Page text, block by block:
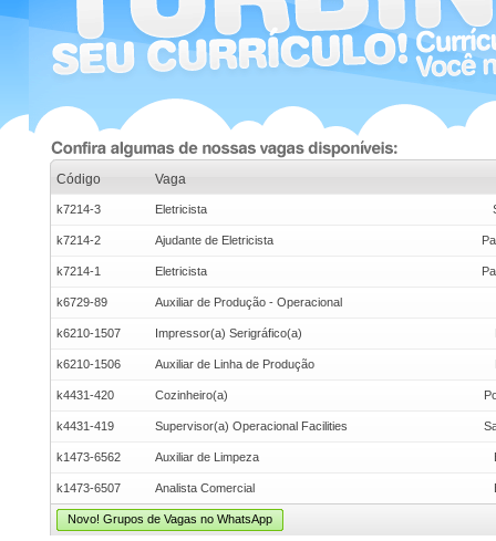
Código Vaga
k7214-3 Eletricista
k7214-2 Ajudante de Eletricista
k7214-1 Eletricista
k6729-89 Auxiliar de Produção - Operacional
k6210-1507 Impressor(a) Serigráfico(a)
k6210-1506 Auxiliar de Linha de Produção
k4431-420 Cozinheiro(a)
k4431-419 Supervisor(a) Operacional Facilities
k1473-6562 Auxiliar de Limpeza
k1473-6507 Analista Comercial
Novo! Grupos de Vagas no WhatsApp